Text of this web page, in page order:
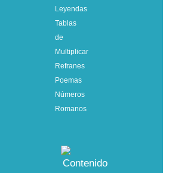
Leyendas
Tablas
de
Multiplicar
Refranes
Poemas
Números
Romanos